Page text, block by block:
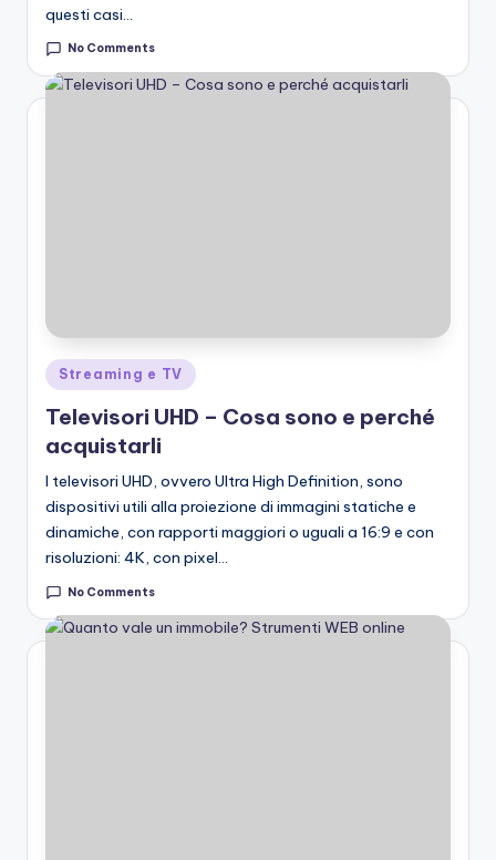
questi casi…
No Comments
Posted
Streaming e TV
Televisori UHD – Cosa sono e perché
acquistarli
I televisori UHD, ovvero Ultra High Definition, sono
dispositivi utili alla proiezione di immagini statiche e
dinamiche, con rapporti maggiori o uguali a 16:9 e con
risoluzioni: 4K, con pixel…
No Comments